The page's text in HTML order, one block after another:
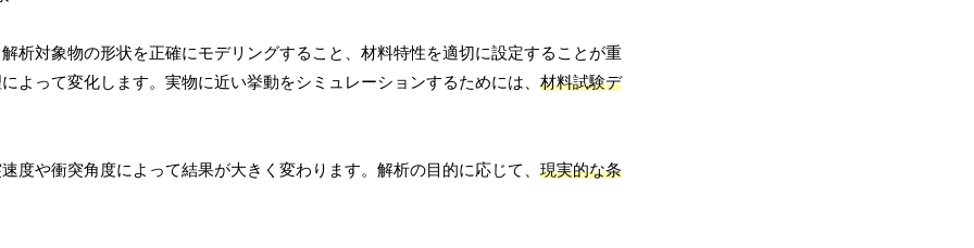
析対象物の形状を正確にモデリングすること、材料特性を適切に設定することが重
って変化します。実物に近い挙動をシミュレーションするためには、 材料試験デ
度や衝突角度によって結果が大きく変わります。解析の目的に応じて、 現実的な条